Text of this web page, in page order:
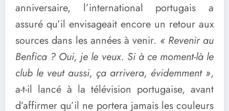
anniversaire, l’international portugais a
assuré qu’il envisageait encore un retour aux
sources dans les années à venir. « Revenir au
Benfica ? Oui, je le veux. Si à ce moment-là le
club le veut aussi, ça arrivera, évidemment »,
a-t-il lancé à la télévision portugaise, avant
d’affirmer qu’il ne portera jamais les couleurs